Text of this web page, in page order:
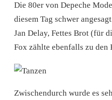
Die 80er von Depeche
diesem Tag schwer
Jan Delay, Fettes Brot (für
Fox zählte ebenfalls zu den
Zwischendurch wurde es